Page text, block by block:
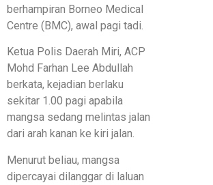
berhampiran Borneo Medical
Centre (BMC), awal pagi tadi.
Ketua Polis Daerah Miri, ACP
Mohd Farhan Lee Abdullah
berkata, kejadian berlaku
sekitar 1.00 pagi apabila
mangsa sedang melintas jalan
dari arah kanan ke kiri jalan.
Menurut beliau, mangsa
dipercayai dilanggar di laluan